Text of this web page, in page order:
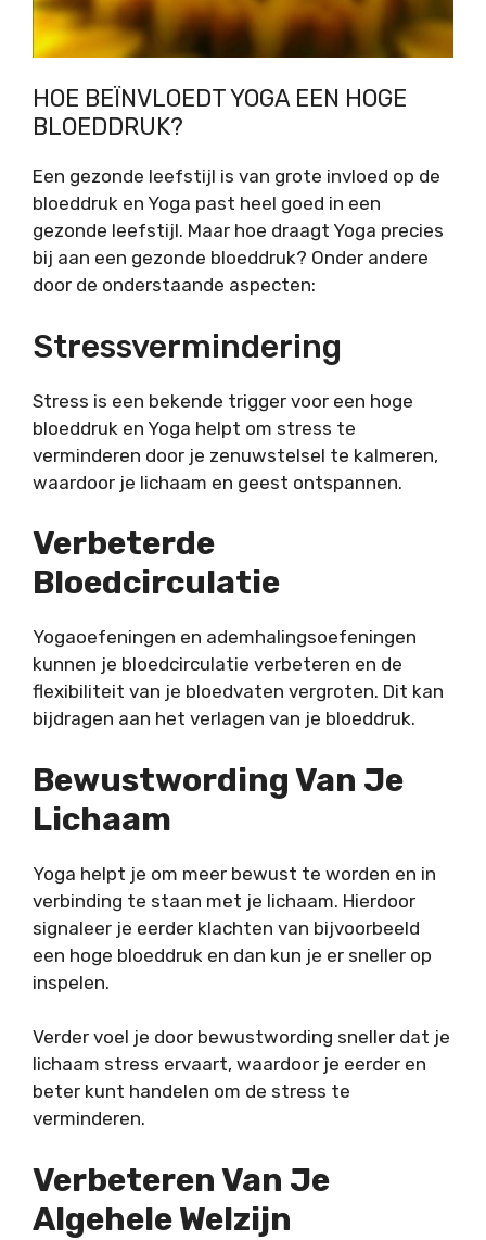
HOE BEÏNVLOEDT YOGA EEN HOGE
BLOEDDRUK?
Een gezonde leefstijl is van grote invloed op de
bloeddruk en Yoga past heel goed in een
gezonde leefstijl. Maar hoe draagt Yoga precies
bij aan een gezonde bloeddruk? Onder andere
door de onderstaande aspecten:
Stressvermindering
Stress is een bekende trigger voor een hoge
bloeddruk en Yoga helpt om stress te
verminderen door je zenuwstelsel te kalmeren,
waardoor je lichaam en geest ontspannen.
Verbeterde
Bloedcirculatie
Yogaoefeningen en ademhalingsoefeningen
kunnen je bloedcirculatie verbeteren en de
flexibiliteit van je bloedvaten vergroten. Dit kan
bijdragen aan het verlagen van je bloeddruk.
Bewustwording Van Je
Lichaam
Yoga helpt je om meer bewust te worden en in
verbinding te staan met je lichaam. Hierdoor
signaleer je eerder klachten van bijvoorbeeld
een hoge bloeddruk en dan kun je er sneller op
inspelen.
Verder voel je door bewustwording sneller dat je
lichaam stress ervaart, waardoor je eerder en
beter kunt handelen om de stress te
verminderen.
Verbeteren Van Je
Algehele Welzijn